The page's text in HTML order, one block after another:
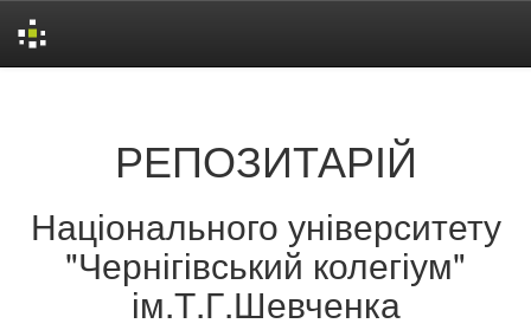
РЕПОЗИТАРІЙ
Національного університету
"Чернігівський колегіум"
ім.Т.Г.Шевченка